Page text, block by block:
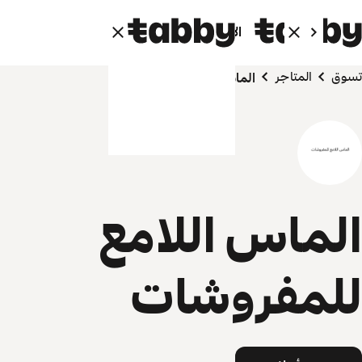
الأفراد الشركاء
تسوق المتاجر الماس اللامع للمفروشات
الماس اللامع
للمفروشات